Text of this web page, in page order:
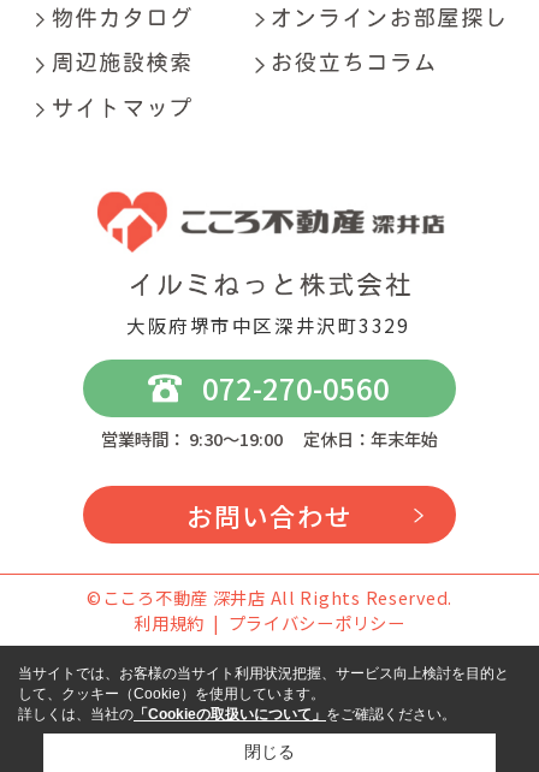
大阪府堺市中区深井沢町3329
072-270-0560
営業時間： 9:30～19:00 定休日：年末年始
お問い合わせ
©こころ不動産 深井店 All Rights Reserved.
利用規約
プライバシーポリシー
当サイトでは、お客様の当サイト利用状況把握、サービス向上検討を目的と
して、クッキー（Cookie）を使用しています。
詳しくは、当社の 「Cookieの取扱いについて」 をご確認ください。
閉じる